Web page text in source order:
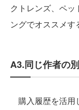
クトレンズ、ペッ
ングでオススメす
A3.同じ作者の
購入履歴を活用